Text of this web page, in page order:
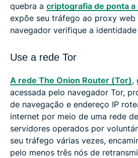
quebra a criptografia de ponta a
expõe seu tráfego ao proxy web
navegador verifique a
Use a rede Tor
A rede The Onion Router (Tor),
acessada pelo navegador Tor,
de navegação e endereço IP
internet por meio de uma rede
servidores operados por
seu tráfego várias vezes,
pelo menos três nós de